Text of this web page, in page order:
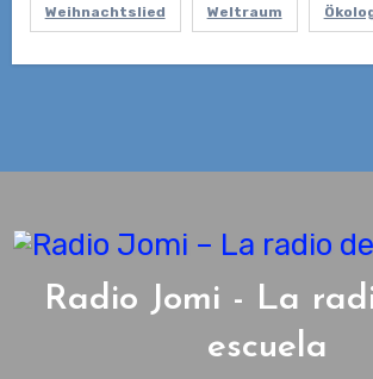
Weihnachtslied Weltraum
Radio Jomi - La
escuela